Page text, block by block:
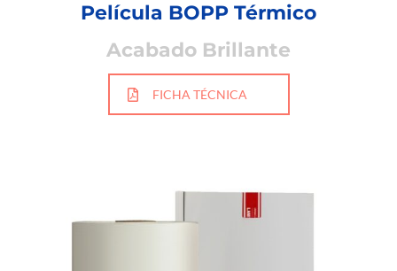
Película BOPP Térmico
Acabado Brillante
FICHA TÉCNICA